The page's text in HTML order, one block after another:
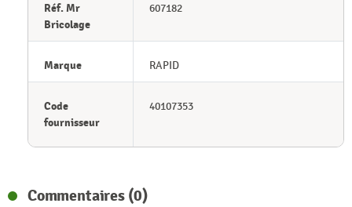
Réf. Mr
Bricolage
607182
Marque RAPID
Code
fournisseur
40107353
Commentaires (0)